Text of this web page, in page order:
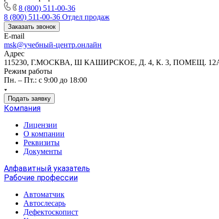
8 (800) 511-00-36
8 (800) 511-00-36 Отдел продаж
Заказать звонок
E-mail
msk@учебный-центр.онлайн
Адрес
115230, Г.МОСКВА, Ш КАШИРСКОЕ, Д. 4, К. 3, ПОМЕЩ.
Режим работы
Пн. – Пт.: с 9:00 до 18:00
Подать заявку
Компания
Лицензии
О компании
Реквизиты
Документы
Алфавитный указатель
Рабочие профессии
Автоматчик
Автослесарь
Дефектоскопист